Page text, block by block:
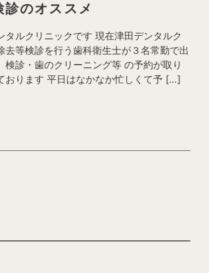
のオススメ
タルクリニックです 現在津田デンタルク
去等検診を行う歯科衛生士が３名常勤で出
検診・歯のクリーニング等 の予約が取り
おります 平日はなかなか忙しくて予 […]